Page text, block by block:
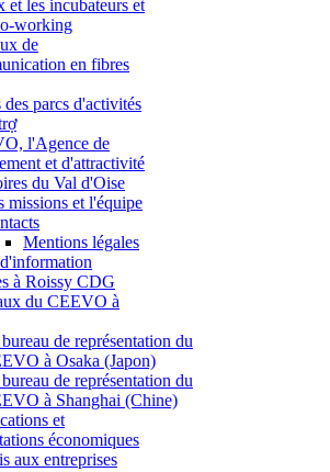
et les incubateurs et
working
de
en fibres
des parcs d'activités
l'Agence de
et d'attractivité
du Val d'Oise
missions et l'équipe
Mentions légales
à Roissy CDG
du CEEVO à
de représentation du
à Osaka (Japon)
de représentation du
à Shanghai (Chine)
et
économiques
aux entreprises